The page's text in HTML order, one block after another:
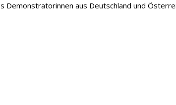
Demonstratorinnen aus Deutschland und